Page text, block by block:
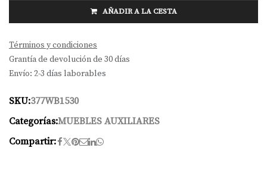
AÑADIR A LA CESTA
Términos y condiciones
Grantía de devolución de 30 días
Envío: 2-3 días laborables
SKU:377WB1530
Categorías:MUEBLES AUXILIARES
Compartir: